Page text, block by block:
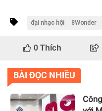
đại nhạc hội 8Wonder
0Thích
BÀI ĐỌC NHIỀU